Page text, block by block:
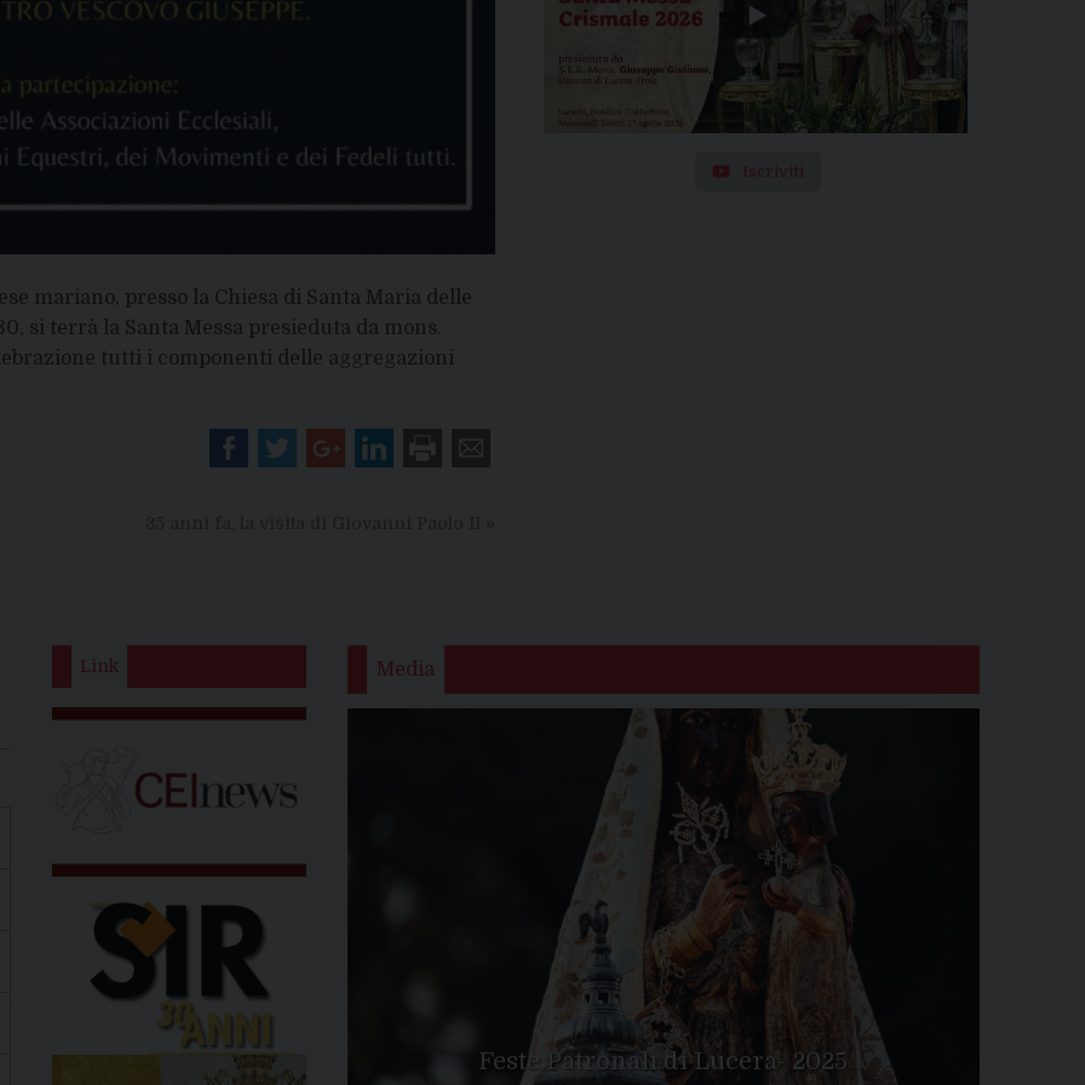
mariano, presso la Chiesa di Santa Maria delle
si terrà la Santa Messa presieduta da mons.
tutti i componenti delle aggregazioni
Iscriviti
Link Media
Feste Patronali di Lucera- 2025